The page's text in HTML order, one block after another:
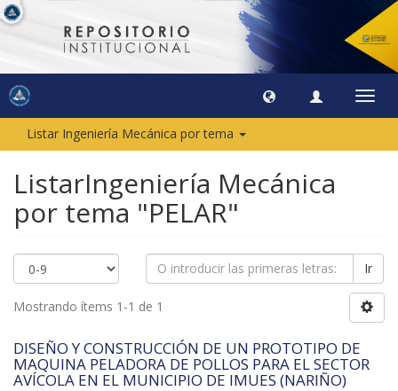
Listar Ingeniería Mecánica por tema
ListarIngeniería Mecánica
por tema "PELAR"
Ir
Mostrando ítems 1-1 de 1
DISEÑO Y CONSTRUCCIÓN DE UN PROTOTIPO DE
MAQUINA PELADORA DE POLLOS PARA EL SECTOR
AVÍCOLA EN EL MUNICIPIO DE IMUES (NARIÑO)